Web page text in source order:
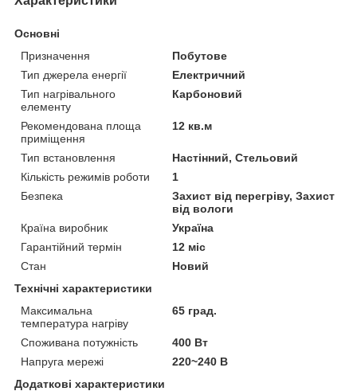
Основні
Призначення
Побутове
Тип джерела енергії
Електричний
Тип нагрівального
елементу
Карбоновий
Рекомендована площа
приміщення
12 кв.м
Тип встановлення
Настінний, Стельовий
Кількість режимів роботи
1
Безпека
Захист від перегріву, Захист
від вологи
Країна виробник
Україна
Гарантійний термін
12 міс
Стан
Новий
Технічні характеристики
Максимальна
температура нагріву
65 град.
Споживана потужність
400 Вт
Напруга мережі
220~240 В
Додаткові характеристики